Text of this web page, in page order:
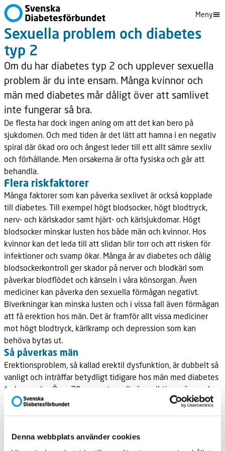
Denna webbplats använder cookies
Meny
Sexuella problem och diabetes
typ 2
Om du har diabetes typ 2 och upplever sexuella
problem är du inte ensam. Många kvinnor och
män med diabetes mår dåligt över att samlivet
inte fungerar så bra.
De flesta har dock ingen aning om att det kan bero på
sjukdomen. Och med tiden är det lätt att hamna i en negativ
spiral där ökad oro och ångest leder till ett allt sämre sexliv
och förhållande. Men orsakerna är ofta fysiska och går att
behandla.
Flera riskfaktorer
Många faktorer som kan påverka sexlivet är också kopplade
till diabetes. Till exempel högt blodsocker, högt blodtryck,
nerv- och kärlskador samt hjärt- och kärlsjukdomar. Högt
blodsocker minskar lusten hos både män och kvinnor. Hos
kvinnor kan det leda till att slidan blir torr och att risken för
infektioner och svamp ökar. Många år av diabetes och dålig
blodsockerkontroll ger skador på nerver och blodkärl som
påverkar blodflödet och känseln i våra könsorgan. Även
mediciner kan påverka den sexuella förmågan negativt.
Biverkningar kan minska lusten och i vissa fall även förmågan
att få erektion hos män. Det är framför allt vissa mediciner
mot högt blodtryck, kärlkramp och depression som kan
behöva bytas ut.
Så påverkas män
Erektionsproblem, så kallad erektil dysfunktion, är dubbelt så
vanligt och inträffar betydligt tidigare hos män med diabetes
än hos andra. Över 70 procent av alla överviktiga män med
typ 2-diabetes drabbas. De mest uppenbara tecknen på
samlag. Andra problem kan vara för tidig, fördröjd eller